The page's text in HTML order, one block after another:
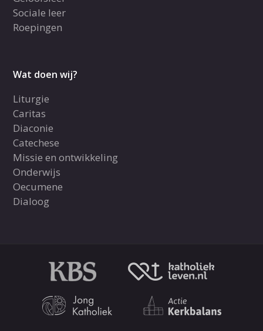
Sociale leer
Roepingen
Wat doen wij?
Liturgie
Caritas
Diaconie
Catechese
Missie en ontwikkeling
Onderwijs
Oecumene
Dialoog